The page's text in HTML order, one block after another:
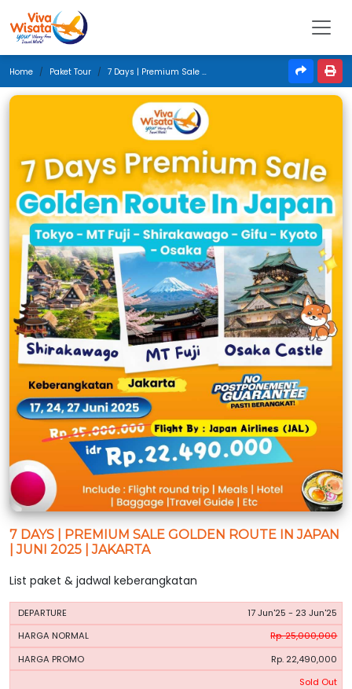
Home Paket Tour 7 Days | Premium Sale Golden Route In Japan | Juni 2025 | Jakarta
7 DAYS | PREMIUM SALE GOLDEN ROUTE IN JAPAN
| JUNI 2025 | JAKARTA
List paket & jadwal keberangkatan
PERIODE
HARGA
17 Jun'25 - 23 Jun'25
Rp. 25,000,000
Rp. 22,490,000
Sold Out